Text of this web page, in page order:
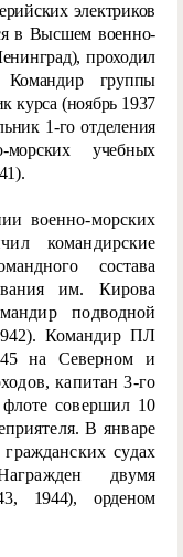
электриков
в Высшем военно-
проходил
Командир группы
курса (ноябрь 1937
1-го отделения
учебных
военно-морских
командирские
состава
им. Кирова
подводной
Командир ПЛ
на Северном и
капитан 3-го
совершил 10
В январе
судах
двумя
1944), орденом